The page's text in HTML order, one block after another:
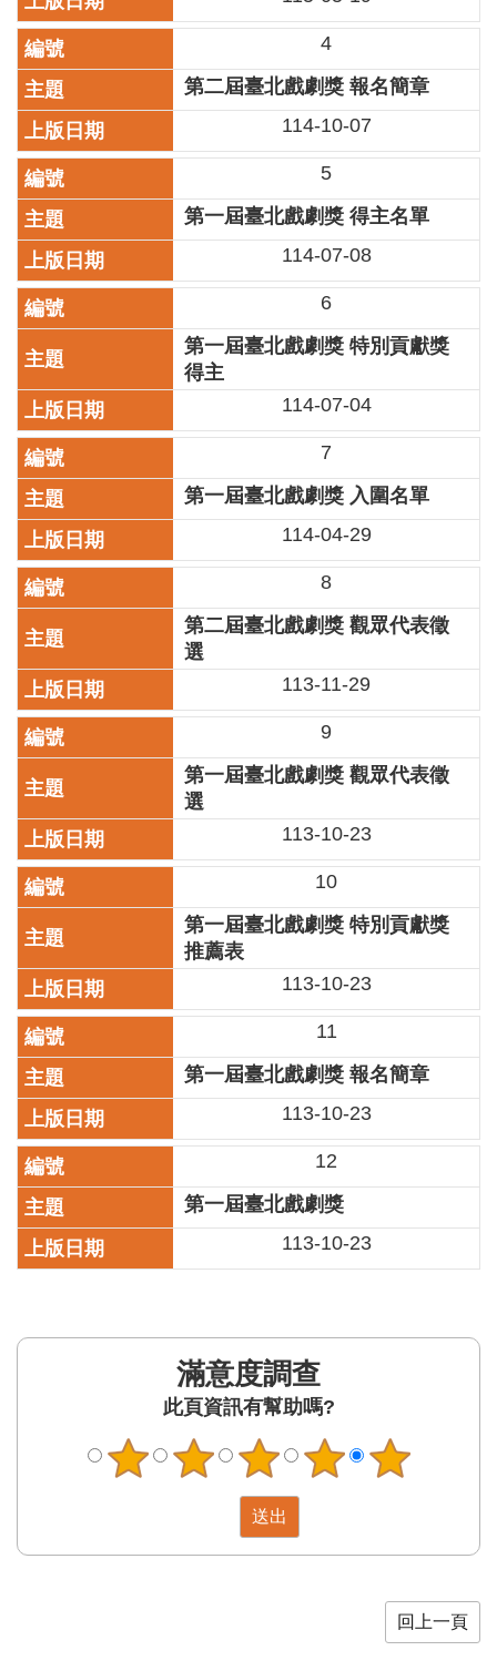
文
化
節
慶
廉
政
專
區
珍
貴
文
化
源
補
助/
申
請
案
件
政
府
開
資
訊
聯
絡
資
影
音
專
區
回
首
頁
網
站
覽
陳
情
系
統
語
4
第二屆臺北戲劇獎 報名簡章
114-10-07
5
第一屆臺北戲劇獎 得主名單
114-07-08
6
第一屆臺北戲劇獎 特別貢獻獎
得主
114-07-04
7
第一屆臺北戲劇獎 入圍名單
114-04-29
8
第二屆臺北戲劇獎 觀眾代表徵
選
113-11-29
9
第一屆臺北戲劇獎 觀眾代表徵
選
113-10-23
10
第一屆臺北戲劇獎 特別貢獻獎
推薦表
113-10-23
11
第一屆臺北戲劇獎 報名簡章
113-10-23
12
第一屆臺北戲劇獎
113-10-23
滿意度調查
此頁資訊有幫助嗎?
回上一頁